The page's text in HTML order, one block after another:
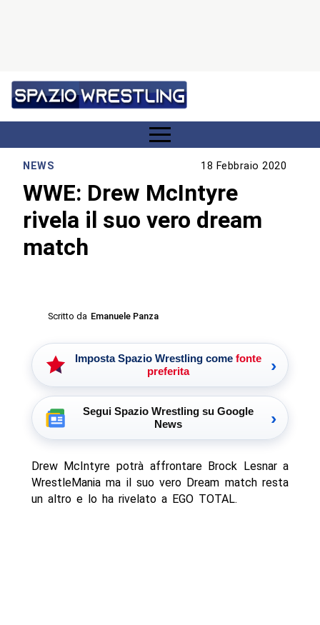
NEWS 18 Febbraio 2020
WWE: Drew McIntyre
rivela il suo vero dream
match
Scritto da Emanuele Panza
Imposta Spazio Wrestling come fonte
preferita
›
Segui Spazio Wrestling su Google
News
›
Drew McIntyre potrà affrontare Brock Lesnar a
WrestleMania ma il suo vero Dream match resta
un altro e lo ha rivelato a EGO TOTAL.